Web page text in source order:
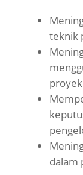
teknik
dalam